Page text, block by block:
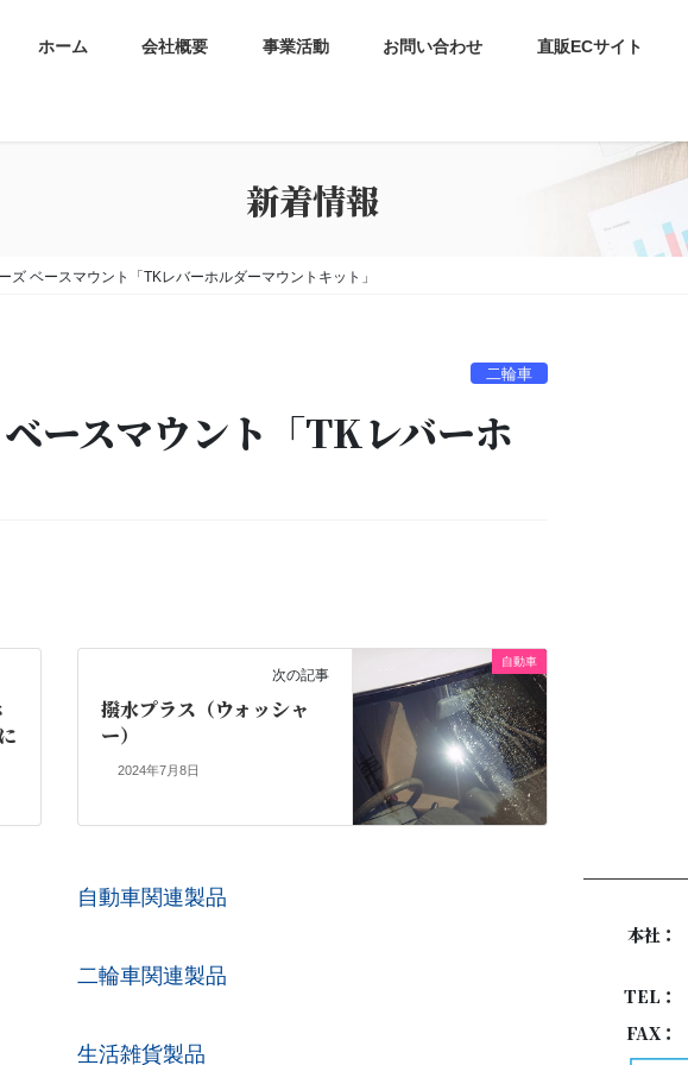
ホーム 会社概要 事業活動 お問い合わせ 直販ECサイト
新着情報
ズ ベースマウント「TKレバーホルダーマウントキット」
二輪車
ースマウント「TKレバーホ
自動車
次の記事
撥水プラス（ウォッシャ
ー）
2024年7月8日
自動車関連製品
二輪車関連製品
生活雑貨製品
本社：
TEL：
FAX：